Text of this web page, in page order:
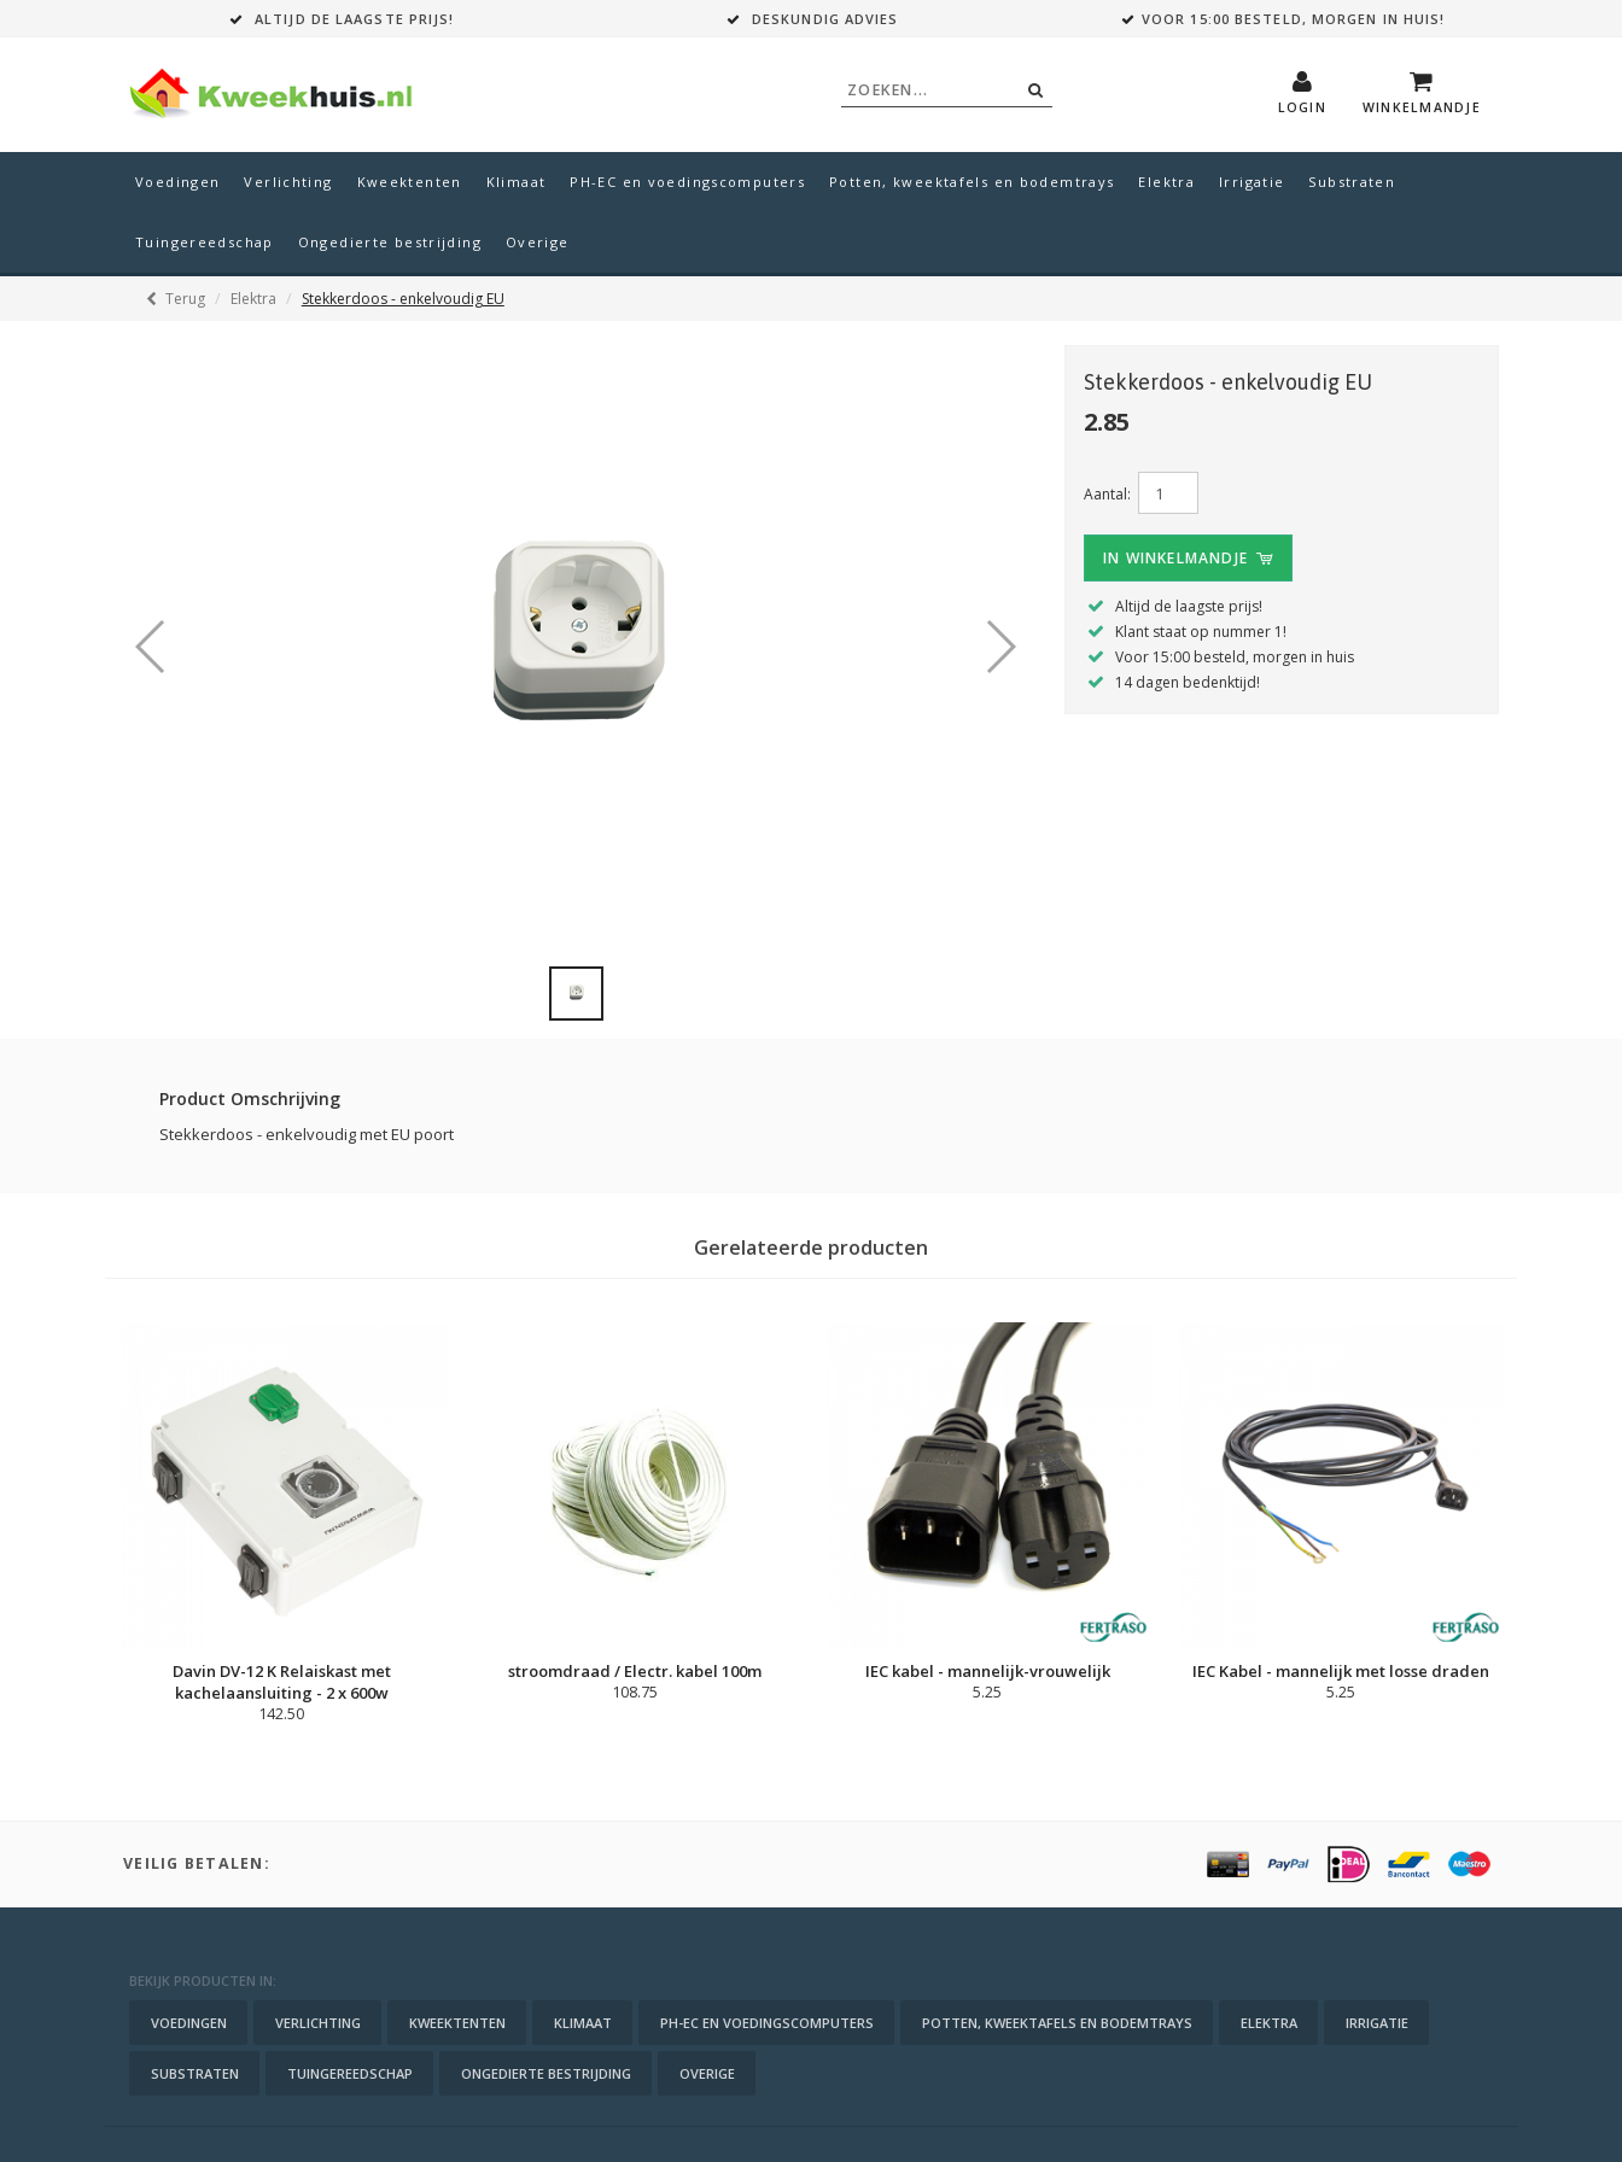
ALTIJD DE LAAGSTE PRIJS! DESKUNDIG ADVIES VOOR 15:00 BESTELD, MORGEN IN HUIS!
WINKELMANDJE
LOGIN
Voedingen Verlichting Kweektenten Klimaat PH-EC en voedingscomputers Potten, kweektafels en bodemtrays Elektra Irrigatie Substraten
Tuingereedschap Ongedierte bestrijding Overige
Terug Elektra Stekkerdoos - enkelvoudig EU
Stekkerdoos - enkelvoudig EU
2.85
Aantal:
IN WINKELMANDJE
Altijd de laagste prijs!
Klant staat op nummer 1!
Voor 15:00 besteld, morgen in huis
14 dagen bedenktijd!
Product Omschrijving
Stekkerdoos - enkelvoudig met EU poort
Gerelateerde producten
Davin DV-12 K Relaiskast met
kachelaansluiting - 2 x 600w
142.50
stroomdraad / Electr. kabel 100m
108.75
IEC kabel - mannelijk-vrouwelijk
5.25
IEC Kabel - mannelijk met losse draden
5.25
VEILIG BETALEN:
BEKIJK PRODUCTEN IN:
VOEDINGEN VERLICHTING KWEEKTENTEN KLIMAAT PH-EC EN VOEDINGSCOMPUTERS POTTEN, KWEEKTAFELS EN BODEMTRAYS ELEKTRA IRRIGATIE
SUBSTRATEN TUINGEREEDSCHAP ONGEDIERTE BESTRIJDING OVERIGE